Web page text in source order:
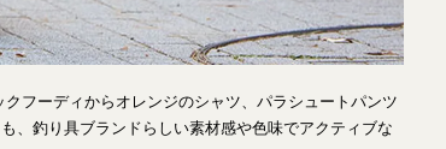
フーディからオレンジのシャツ、パラシュートパンツ
、釣り具ブランドらしい素材感や色味でアクティブな